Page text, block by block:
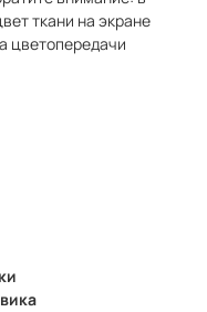
ткани на экране
цветопередачи